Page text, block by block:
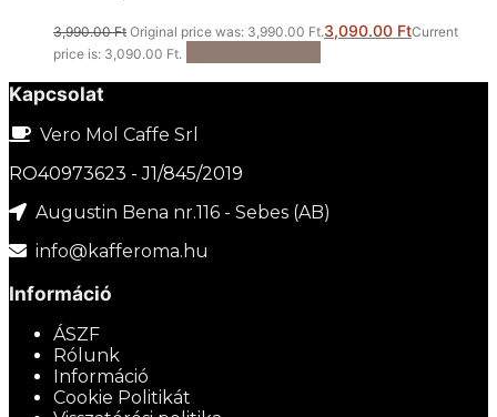
3,990.00Ft Original price was: 3,990.00 Ft.3,090.00 FtCurrent
price is: 3,090.00 Ft.
Kapcsolat
Vero Mol Caffe Srl
RO40973623 - J1/845/2019
Augustin Bena nr.116 - Sebes (AB)
info@kafferoma.hu
Információ
ÁSZF
Rólunk
Információ
Cookie Politikát